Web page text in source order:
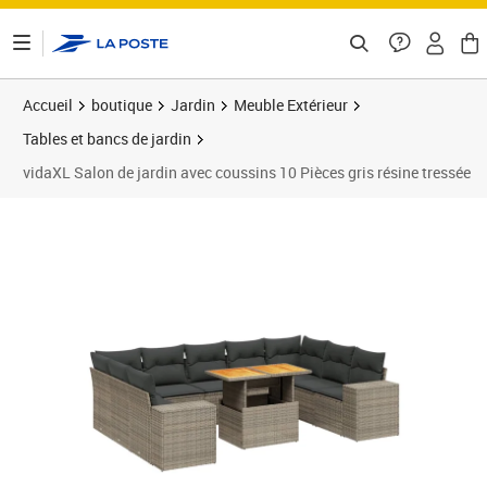
Accueil boutique Jardin
Meuble Extérieur
Tables et bancs de jardin
vidaXL Salon de jardin avec coussins 10 Pièces gris résine tressée